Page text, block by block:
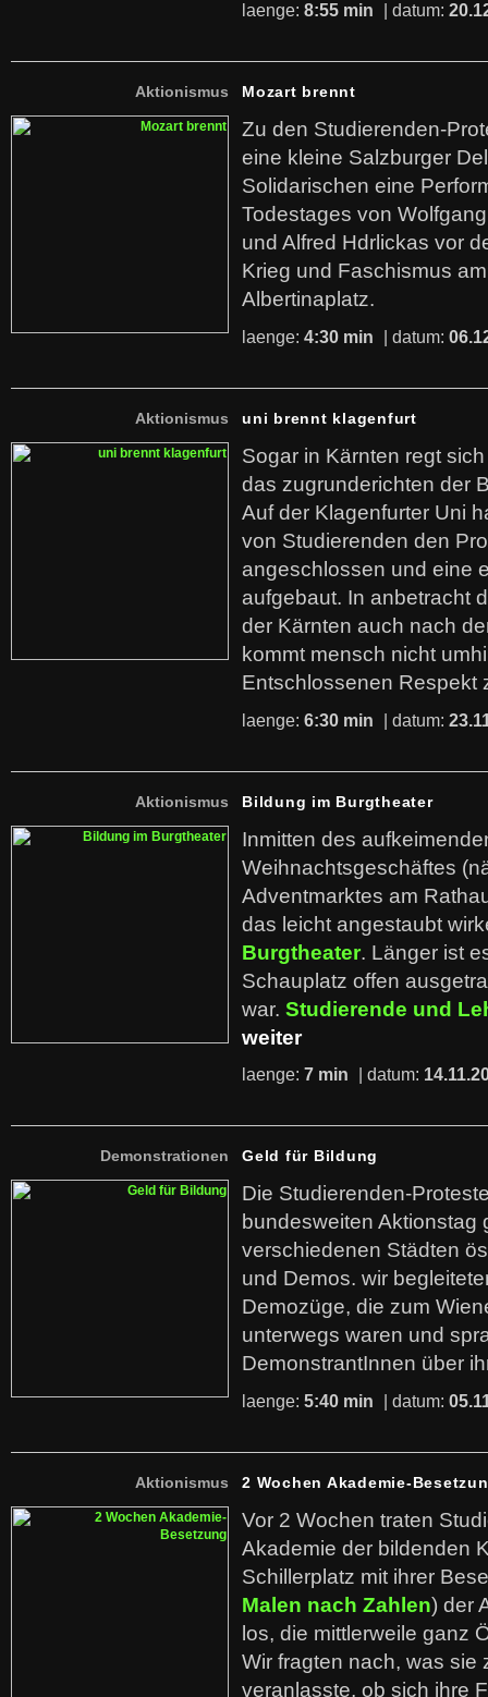
laenge: 8:55 min | datum:
Aktionismus Mozart brennt
Zu den Studierenden-
eine kleine Salzburger
Solidarischen eine
Todestages von
und Alfred Hdrlickas vor
Krieg und Faschismus
Albertinaplatz.
laenge: 4:30 min | datum:
Aktionismus uni brennt klagenfurt
Sogar in Kärnten regt
das zugrunderichten der
Auf der Klagenfurter Uni
von Studierenden den
angeschlossen und eine
aufgebaut. In anbetracht
der Kärnten auch nach
kommt mensch nicht
Entschlossenen Respekt
laenge: 6:30 min | datum:
Aktionismus Bildung im Burgtheater
Inmitten des
Weihnachtsgeschäftes
Adventmarktes am
das leicht angestaubt
Burgtheater. Länger ist
Schauplatz offen
war. Studierende und
weiter
laenge: 7 min | datum:
Demonstrationen Geld für Bildung
Die Studierenden-
bundesweiten Aktionstag
verschiedenen Städten
und Demos. wir
Demozüge, die zum
unterwegs waren und
DemonstrantInnen über
laenge: 5:40 min | datum:
Aktionismus 2 Wochen Akademie-
Vor 2 Wochen traten
Akademie der bildenden
Schillerplatz mit ihrer
Malen nach Zahlen) der
los, die mittlerweile ganz
Wir fragten nach, was sie
veranlasste, ob sich ihre